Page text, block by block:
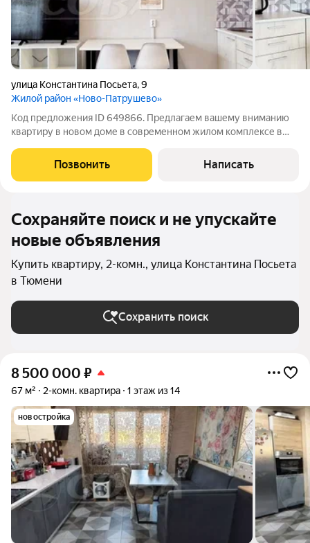
улица Константина Посьета,9
Жилой район «Ново-Патрушево»
Код предложения ID 649866. Предлагаем вашему вниманию
квартиру в новом доме в современном жилом комплексе в
Квартира разделена на три отдельных студии, которые
полностью оборудованы всем
Позвонить Написать
Сохраняйте поиск и не упускайте
новые объявления
Купить квартиру, 2-комн., улица Константина Посьета
в Тюмени
Сохранить поиск
8 500 000 ₽
67 м² 2-комн. квартира 1 этаж из 14
новостройка